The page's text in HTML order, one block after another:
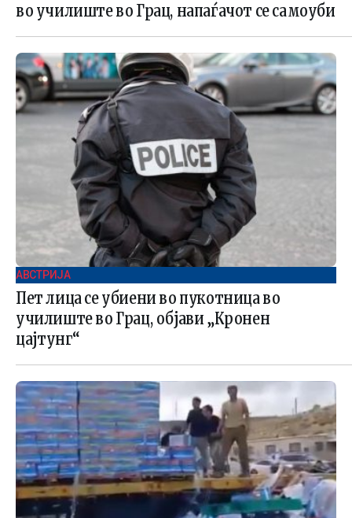
во училиште во Грац, напаѓачот се самоуби
АВСТРИЈА
Пет лица се убиени во пукотница во
училиште во Грац, објави „Кронен
цајтунг“